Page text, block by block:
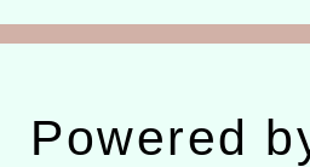
Powered